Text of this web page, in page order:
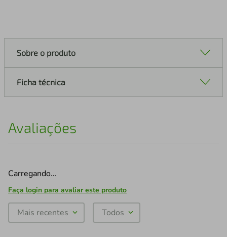
Sobre o produto
Ficha técnica
Avaliações
Carregando…
Faça login para avaliar este produto
Mais recentes Todos